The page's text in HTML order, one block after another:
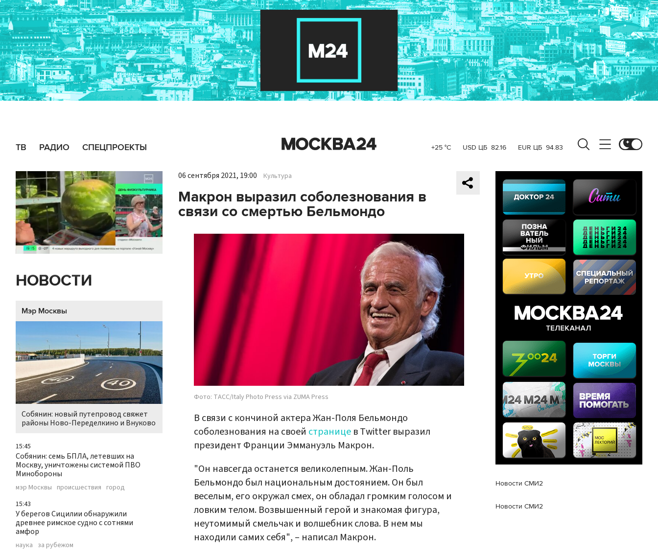
ТВ РАДИО СПЕЦПРОЕКТЫ +25 °C USD ЦБ 82.16 EUR ЦБ 94.83
НОВОСТИ
Мэр Москвы
Собянин: новый путепровод свяжет
районы Ново-Переделкино и Внуково
15:45
Собянин: семь БПЛА, летевших на
Москву, уничтожены системой ПВО
Минобороны
мэр Москвы происшествия город
15:43
У берегов Сицилии обнаружили
древнее римское судно с сотнями
амфор
наука за рубежом
06 сентября 2021, 19:00 Культура
Макрон выразил соболезнования в
связи со смертью Бельмондо
Фото: ТАСС/Italy Photo Press via ZUMA Press
В связи с кончиной актера Жан-Поля Бельмондо
соболезнования на своей странице в Twitter выразил
президент Франции Эммануэль Макрон.
"Он навсегда останется великолепным. Жан-Поль
Бельмондо был национальным достоянием. Он был
веселым, его окружал смех, он обладал громким голосом и
ловким телом. Возвышенный герой и знакомая фигура,
неутомимый смельчак и волшебник слова. В нем мы
находили самих себя", – написал Макрон.
Новости СМИ2
Новости СМИ2